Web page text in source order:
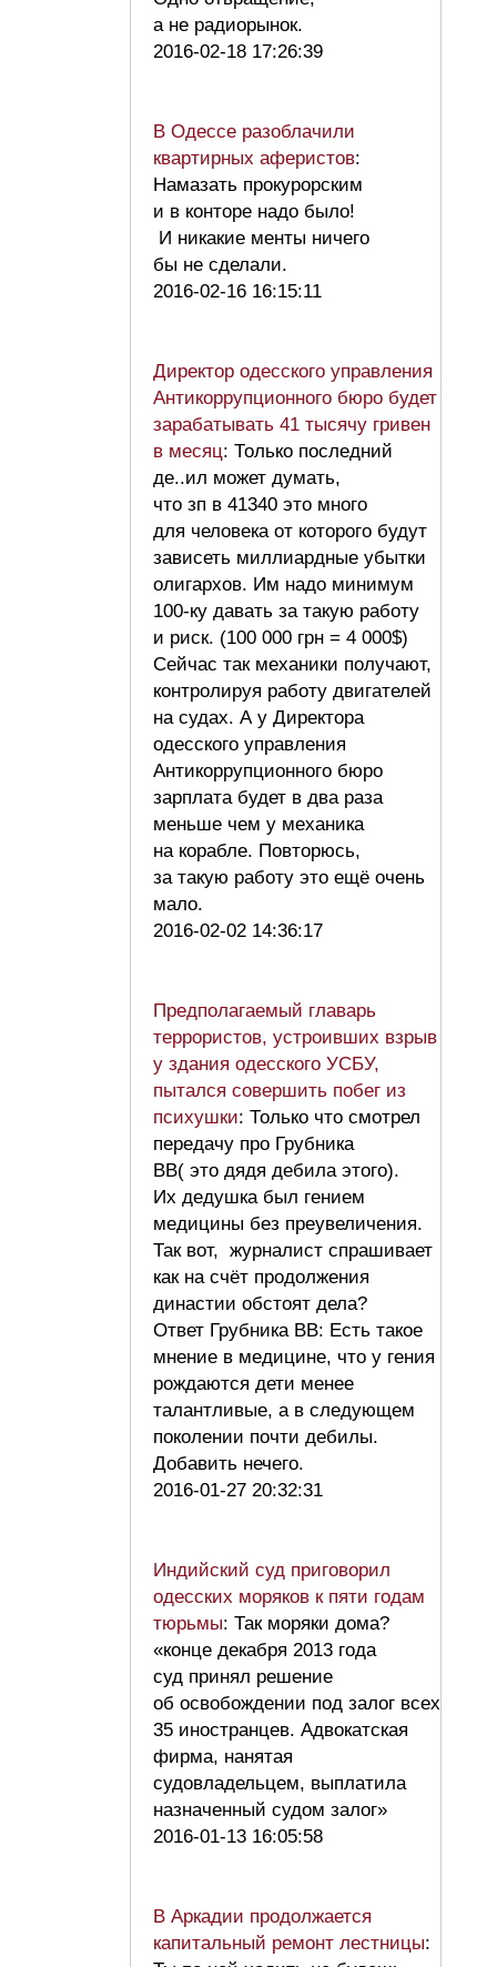
а не радиорынок.
2016-02-18 17:26:39
В Одессе разоблачили
квартирных аферистов:
Намазать прокурорским
и в конторе надо было!
И никакие менты ничего
бы не сделали.
2016-02-16 16:15:11
Директор одесского управления
Антикоррупционного бюро будет
зарабатывать 41 тысячу гривен
в месяц: Только последний
де..ил может думать,
что зп в 41340 это много
для человека от которого будут
зависеть миллиардные убытки
олигархов. Им надо минимум
100-ку давать за такую работу
и риск. (100 000 грн = 4 000$)
Сейчас так механики получают,
контролируя работу двигателей
на судах. А у Директора
одесского управления
Антикоррупционного бюро
зарплата будет в два раза
меньше чем у механика
на корабле. Повторюсь,
за такую работу это ещё очень
мало.
2016-02-02 14:36:17
Предполагаемый главарь
террористов, устроивших взрыв
у здания одесского УСБУ,
пытался совершить побег из
психушки: Только что смотрел
передачу про Грубника
ВВ( это дядя дебила этого).
Их дедушка был гением
медицины без преувеличения.
Так вот, журналист спрашивает
как на счёт продолжения
династии обстоят дела?
Ответ Грубника ВВ: Есть такое
мнение в медицине, что у гения
рождаются дети менее
талантливые, а в следующем
поколении почти дебилы.
Добавить нечего.
2016-01-27 20:32:31
Индийский суд приговорил
одесских моряков к пяти годам
тюрьмы: Так моряки дома?
«конце декабря 2013 года
суд принял решение
об освобождении под залог всех
35 иностранцев. Адвокатская
фирма, нанятая
судовладельцем, выплатила
назначенный судом залог»
2016-01-13 16:05:58
В Аркадии продолжается
капитальный ремонт лестницы: